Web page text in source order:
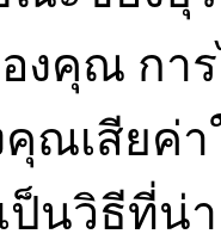
งคุณ กา
ณเสียค่
ป็นวิธีที่น่